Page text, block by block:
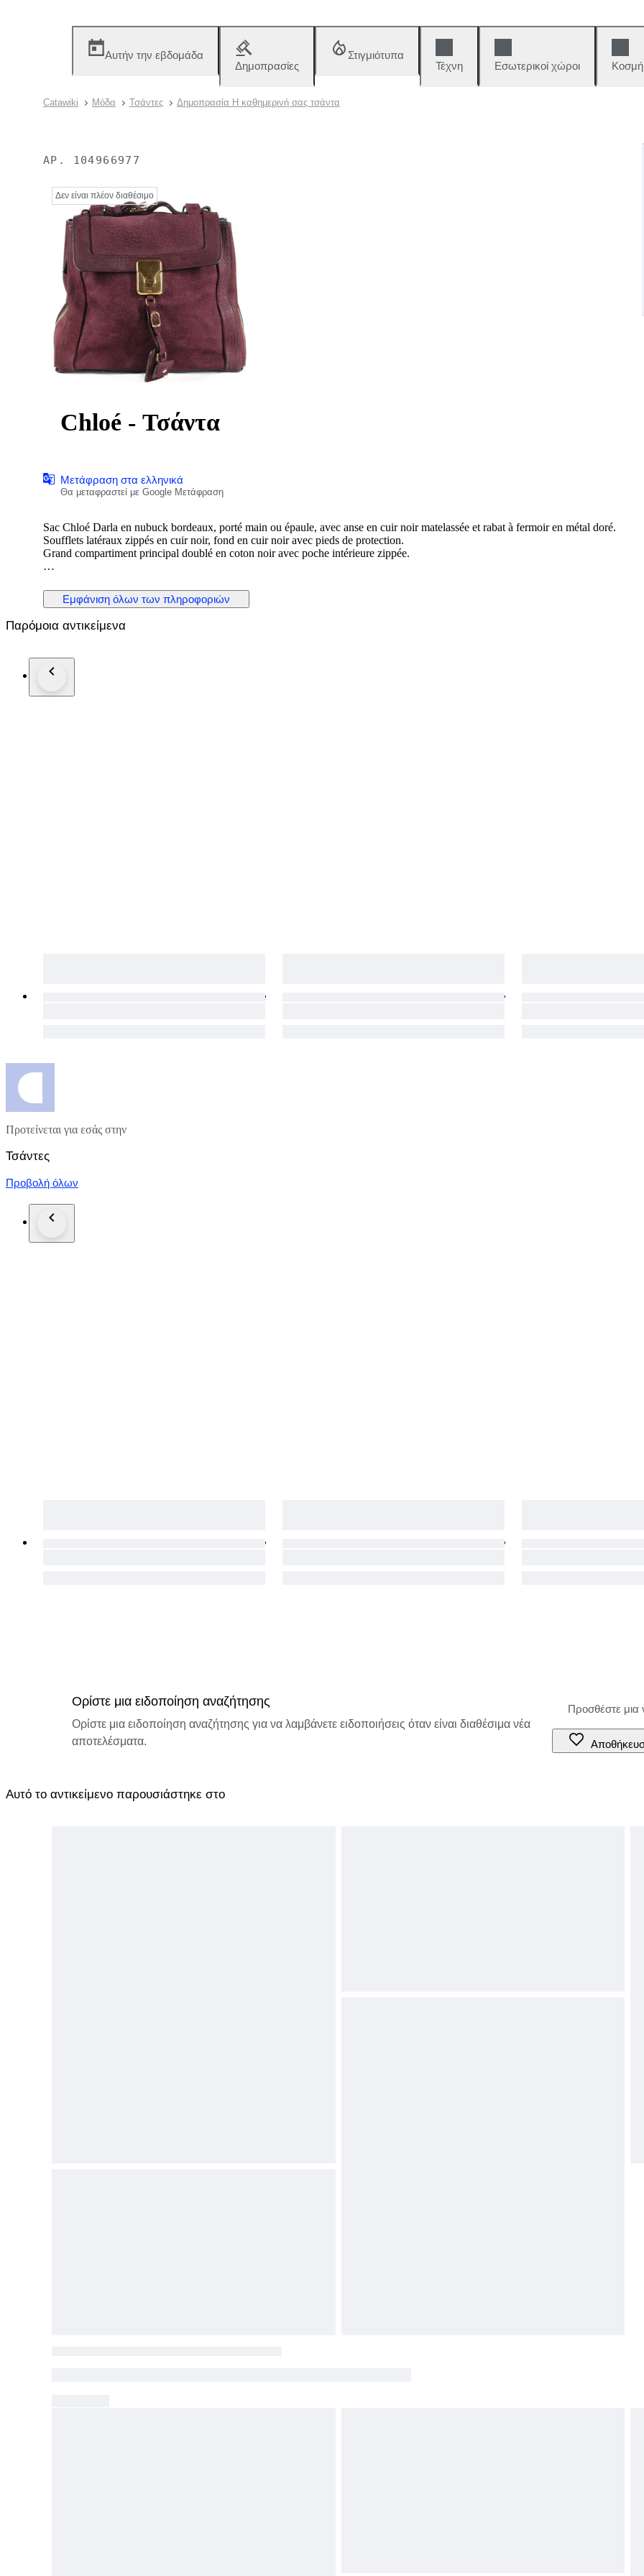
Αυτήν την εβδομάδα
Δημοπρασίες
Στιγμιότυπα
Τέχνη
Εσωτερικοί χώροι
Catawiki Μόδα Τσάντες Δημοπρασία Η καθημερινή σας τσάντα
ΑΡ. 104966977
Δεν είναι πλέον διαθέσιμο
Chloé - Τσάντα
Μετάφραση στα ελληνικά
Θα μεταφραστεί με Google Μετάφραση
Sac Chloé Darla en nubuck bordeaux, porté main ou épaule, avec anse en cuir noir matelassée et rabat à fermoir en métal doré.
Soufflets latéraux zippés en cuir noir, fond en cuir noir avec pieds de protection.
Grand compartiment principal doublé en coton noir avec poche intérieure zippée.
Issu des ventes privées. Légère patine du nubuck signalée.
Εμφάνιση όλων των πληροφοριών
Παρόμοια αντικείμενα
Προτείνεται για εσάς στην
Τσάντες
Προβολή όλων
Ορίστε μια ειδοποίηση αναζήτησης
Ορίστε μια ειδοποίηση αναζήτησης για να λαμβάνετε ειδοποιήσεις όταν είναι διαθέσιμα νέα
αποτελέσματα.
Αυτό το αντικείμενο παρουσιάστηκε στο